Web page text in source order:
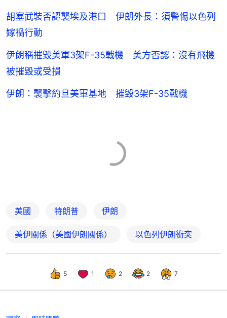
胡塞武裝否認襲埃及港口 伊朗外長：須警惕以色列
嫁禍行動
伊朗稱摧毀美軍3架F-35戰機 美方否認：沒有飛機
被摧毀或受損
伊朗：襲擊約旦美軍基地 摧毀3架F-35戰機
美國 特朗普 伊朗
美伊關係（美國伊朗關係） 以色列伊朗衝突
5 1 2 2 7